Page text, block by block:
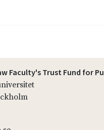
Faculty's Trust Fund for